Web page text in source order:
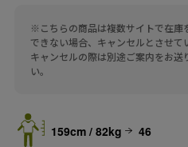
※こちらの商品は複数サイトで在庫
できない場合、キャンセルとさせて
キャンセルの際は別途ご案内をお送
い。
159cm / 82kg 46